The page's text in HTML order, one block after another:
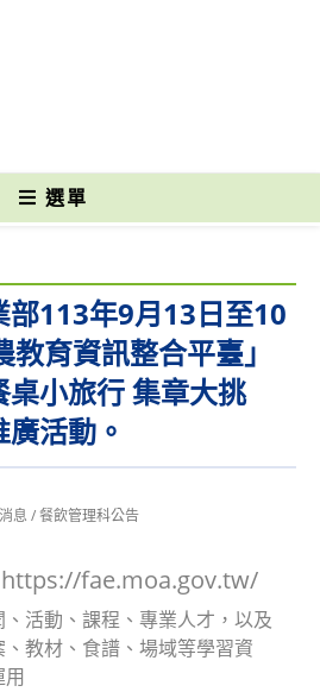
選單
部113年9月13日至10
育資訊整合平臺」
小旅行 集章大挑
活動。
息 /餐飲管理科公告
fae.moa.gov.tw/
活動、課程、專業人才，以及
教材、食譜、場域等學習資